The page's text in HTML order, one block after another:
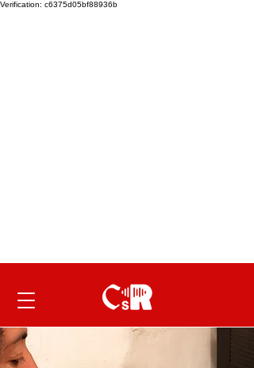
Verification: c6375d05bf88936b